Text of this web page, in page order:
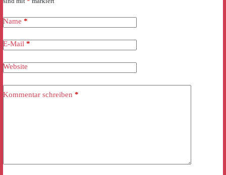
Name *
E-Mail *
Website
Kommentar schreiben *